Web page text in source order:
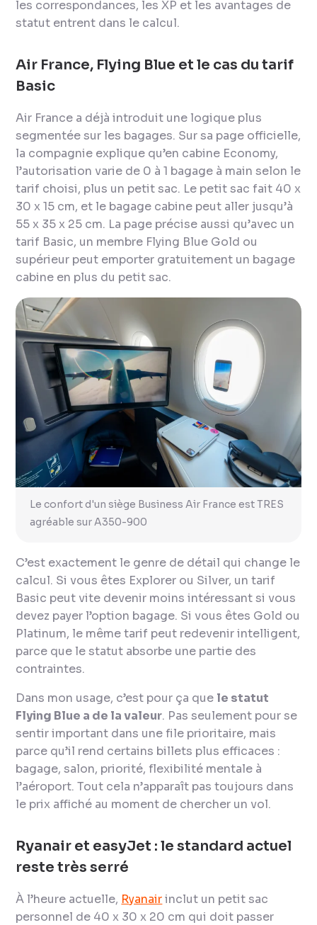
les correspondances, les XP et les avantages de
statut entrent dans le calcul.
Air France, Flying Blue et le cas du tarif
Basic
Air France a déjà introduit une logique plus
segmentée sur les bagages. Sur sa page officielle,
la compagnie explique qu’en cabine Economy,
l’autorisation varie de 0 à 1 bagage à main selon le
tarif choisi, plus un petit sac. Le petit sac fait 40 x
30 x 15 cm, et le bagage cabine peut aller jusqu’à
55 x 35 x 25 cm. La page précise aussi qu’avec un
tarif Basic, un membre Flying Blue Gold ou
supérieur peut emporter gratuitement un bagage
cabine en plus du petit sac.
Le confort d'un siège Business Air France est TRES
agréable sur A350-900
C’est exactement le genre de détail qui change le
calcul. Si vous êtes Explorer ou Silver, un tarif
Basic peut vite devenir moins intéressant si vous
devez payer l’option bagage. Si vous êtes Gold ou
Platinum, le même tarif peut redevenir intelligent,
parce que le statut absorbe une partie des
contraintes.
Dans mon usage, c’est pour ça que le statut
Flying Blue a de la valeur. Pas seulement pour se
sentir important dans une file prioritaire, mais
parce qu’il rend certains billets plus efficaces :
bagage, salon, priorité, flexibilité mentale à
l’aéroport. Tout cela n’apparaît pas toujours dans
le prix affiché au moment de chercher un vol.
Ryanair et easyJet : le standard actuel
reste très serré
À l’heure actuelle, Ryanairinclut un petit sac
personnel de 40 x 30 x 20 cm qui doit passer